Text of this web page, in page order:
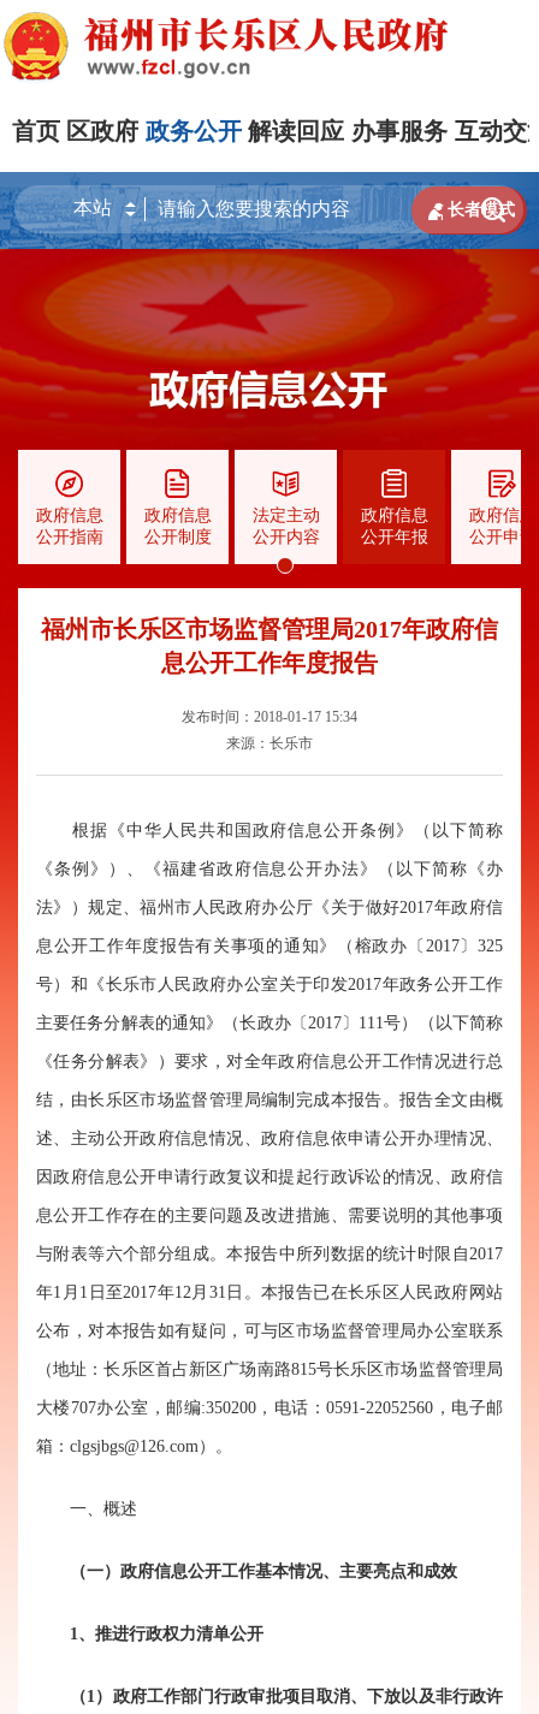
首页 区政府 政务公开 解读回应 办事服务 互动交

 长者模式
政府信息
公开指南
政府信息
公开制度
法定主动
公开内容
政府信息
公开年报
政府信息
公开申请
福州市长乐区市场监督管理局2017年政府信
息公开工作年度报告
发布时间：2018-01-17 15:34
来源：长乐市
根据《中华人民共和国政府信息公开条例》（以下简称
《条例》）、《福建省政府信息公开办法》（以下简称《办
法》）规定、福州市人民政府办公厅《关于做好2017年政府信
息公开工作年度报告有关事项的通知》（榕政办〔2017〕325
号）和《长乐市人民政府办公室关于印发2017年政务公开工作
主要任务分解表的通知》（长政办〔2017〕111号）（以下简称
《任务分解表》）要求，对全年政府信息公开工作情况进行总
结，由长乐区市场监督管理局编制完成本报告。报告全文由概
述、主动公开政府信息情况、政府信息依申请公开办理情况、
因政府信息公开申请行政复议和提起行政诉讼的情况、政府信
息公开工作存在的主要问题及改进措施、需要说明的其他事项
与附表等六个部分组成。本报告中所列数据的统计时限自2017
年1月1日至2017年12月31日。本报告已在长乐区人民政府网站
公布，对本报告如有疑问，可与区市场监督管理局办公室联系
（地址：长乐区首占新区广场南路815号长乐区市场监督管理局
大楼707办公室，邮编:350200，电话：0591-22052560，电子邮
箱：clgsjbgs@126.com）。
一、概述
（一）政府信息公开工作基本情况、主要亮点和成效
1、推进行政权力清单公开
（1）政府工作部门行政审批项目取消、下放以及非行政许